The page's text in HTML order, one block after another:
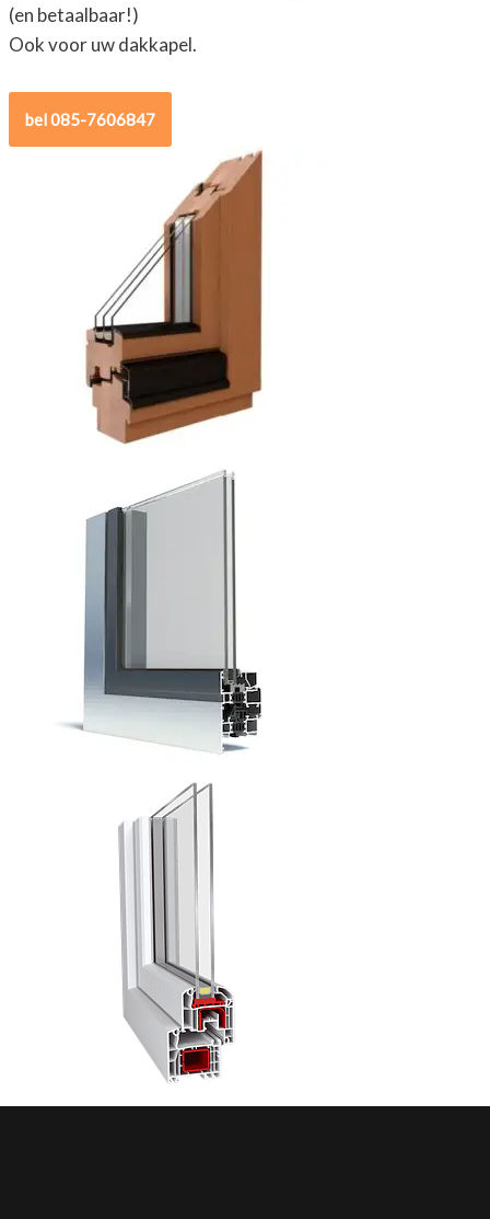
(en betaalbaar!)
Ook voor uw dakkapel.
bel 085-7606847